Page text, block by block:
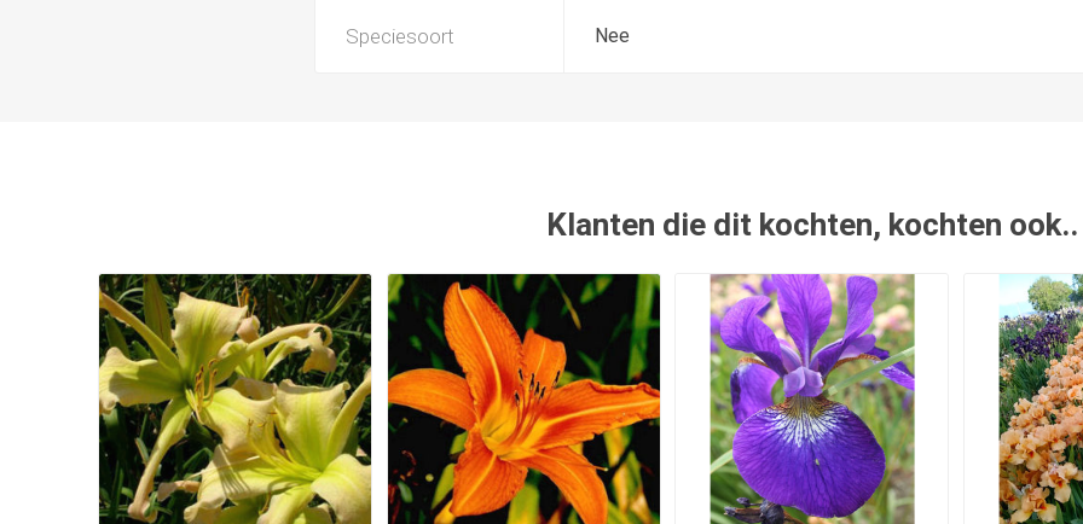
Speciesoort Nee
Klanten die dit kochten, kochten ook..